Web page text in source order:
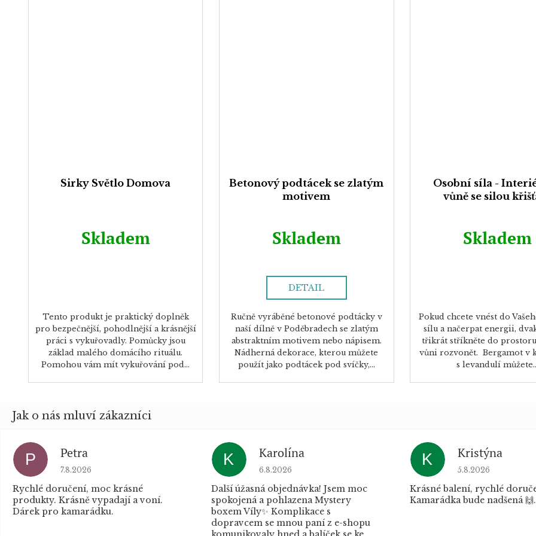
Sirky Světlo Domova
Skladem
Tento produkt je praktický doplněk
pro bezpečnější, pohodlnější a krásnější
práci s vykuřovadly. Pomůcky jsou
základ malého domácího rituálu.
Pomohou vám mít vykuřování pod...
Betonový podtácek se zlatým
motivem
Skladem
DETAIL
Ručně vyráběné betonové podtácky v
naší dílně v Poděbradech se zlatým
abstraktním motivem nebo nápisem.
Nádherná dekorace, kterou můžete
použít jako podtácek pod svíčky,...
Osobní síla -
vůně se silou
Skladem
Pokud chcete vnést do
sílu a načerpat energii,
třikrát stříkněte do
vůni rozvonět. Bergamot v
s levandulí
P Petra
Hodnocení obchodu je 5 z 5 hvězdiček.
7.8.2026
Rychlé doručení, moc krásné
produkty. Krásně vypadají a voní.
Dárek pro kamarádku.
K Karolína
Hodnocení obchodu je 5 z 5 hvězdiček.
6.8.2026
Další úžasná objednávka! Jsem moc
spokojená a pohlazena Mystery
boxem Víly✨ Komplikace s
dopravcem se mnou paní z e-shopu
K Kristýna
Hodnocení
5.8.2026
Krásné balení, rychlé
Kamarádka bude nadšená 🙌.